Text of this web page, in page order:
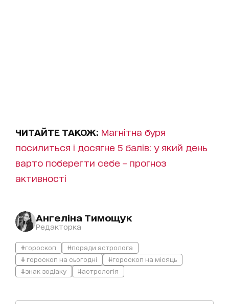
ЧИТАЙТЕ ТАКОЖ: Магнітна буря
посилиться і досягне 5 балів: у який день
варто поберегти себе – прогноз
активності
Ангеліна Тимощук
Редакторка
#гороскоп
#поради астролога
# гороскоп на сьогодні
#гороскоп на місяць
#знак зодіаку
#астрологія